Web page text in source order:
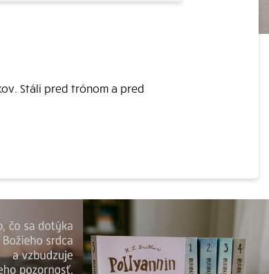
Stáli pred trónom a pred